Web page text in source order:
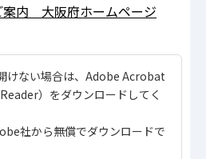
案内 大阪府ホームページ
けない場合は、Adobe Acrobat
）をダウンロードしてく
社から無償でダウンロードで